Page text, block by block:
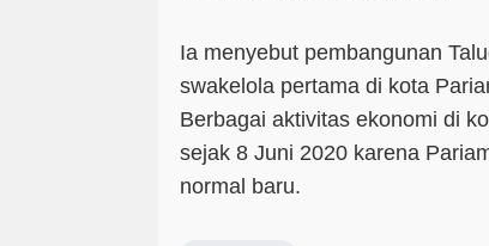
Ia menyebut pembangunan
swakelola pertama di kota
Berbagai aktivitas ekonomi di
sejak 8 Juni 2020 karena
normal baru.